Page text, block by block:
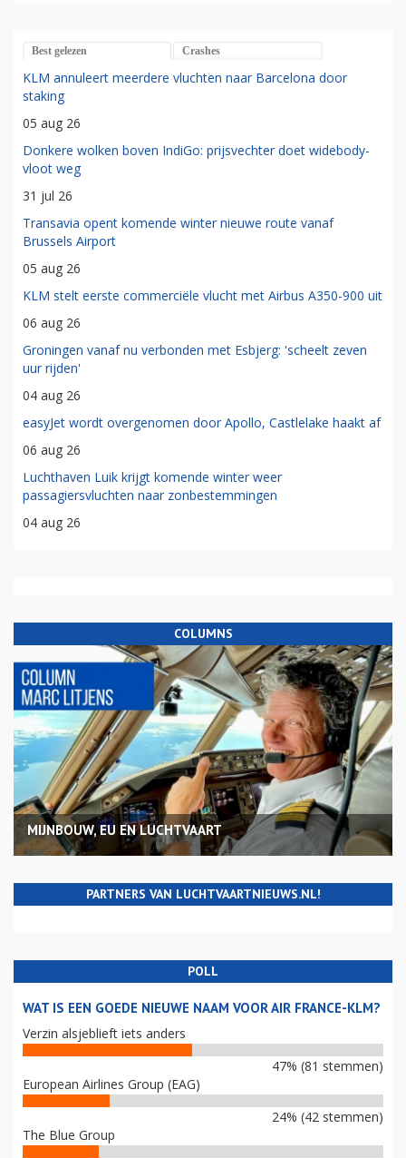
Best gelezen Crashes
KLM annuleert meerdere vluchten naar Barcelona door
staking
05 aug 26
Donkere wolken boven IndiGo: prijsvechter doet widebody-
vloot weg
31 jul 26
Transavia opent komende winter nieuwe route vanaf
Brussels Airport
05 aug 26
KLM stelt eerste commerciële vlucht met Airbus A350-900 uit
06 aug 26
Groningen vanaf nu verbonden met Esbjerg: 'scheelt zeven
uur rijden'
04 aug 26
easyJet wordt overgenomen door Apollo, Castlelake haakt af
06 aug 26
Luchthaven Luik krijgt komende winter weer
passagiersvluchten naar zonbestemmingen
04 aug 26
COLUMNS
MIJNBOUW, EU EN LUCHTVAART
PARTNERS VAN LUCHTVAARTNIEUWS.NL!
POLL
WAT IS EEN GOEDE NIEUWE NAAM VOOR AIR FRANCE-KLM?
Verzin alsjeblieft iets anders
47% (81 stemmen)
European Airlines Group (EAG)
24% (42 stemmen)
The Blue Group